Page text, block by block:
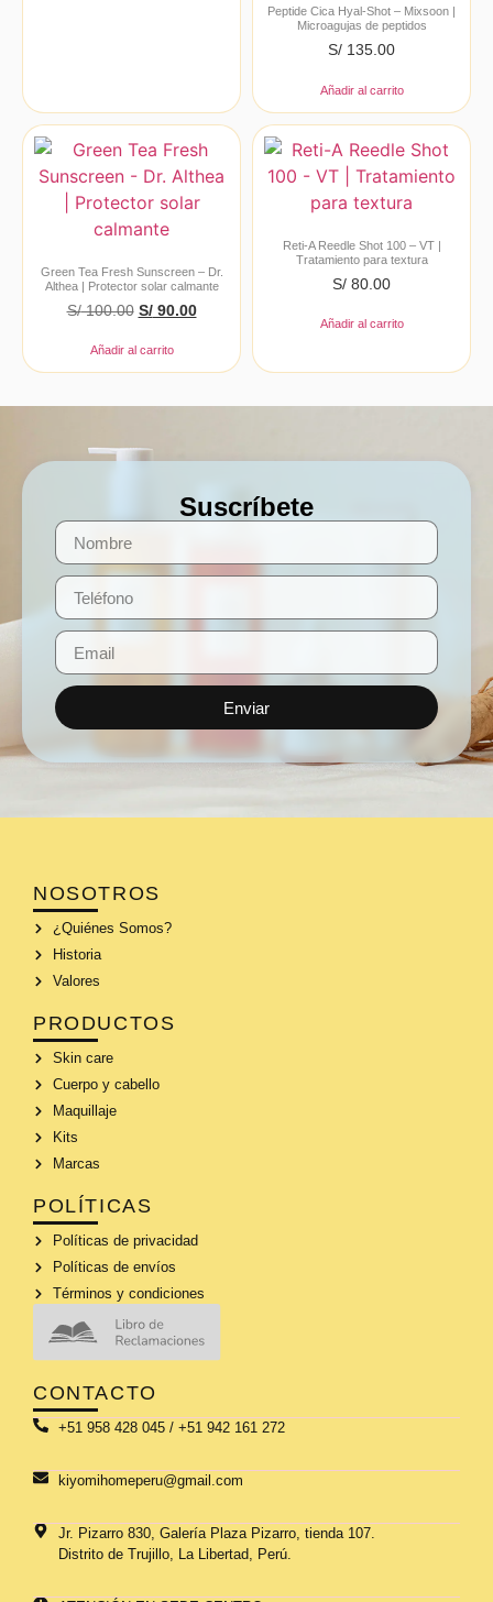
Peptide Cica Hyal-Shot – Mixsoon |
Microagujas de peptidos
S/ 135.00
Añadir al carrito
Green Tea Fresh Sunscreen – Dr.
Althea | Protector solar calmante
S/100.00 S/90.00
Añadir al carrito
Reti-A Reedle Shot 100 – VT |
Tratamiento para textura
S/ 80.00
Añadir al carrito
Suscríbete
Enviar
NOSOTROS
¿Quiénes Somos?
Historia
Valores
PRODUCTOS
Skin care
Cuerpo y cabello
Maquillaje
Kits
Marcas
POLÍTICAS
Políticas de privacidad
Políticas de envíos
Términos y condiciones
CONTACTO
+51 958 428 045 / +51 942 161 272
kiyomihomeperu@gmail.com
Jr. Pizarro 830, Galería Plaza Pizarro, tienda 107.
Distrito de Trujillo, La Libertad, Perú.